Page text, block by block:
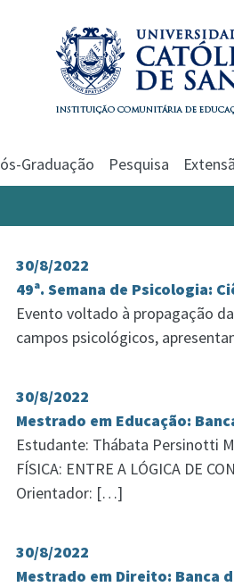
Graduação Pesquisa
30/8/2022
49ª. Semana de Psicologia:
Evento voltado à propagação
campos psicológicos,
30/8/2022
Mestrado em Educação:
Estudante: Thábata Persinotti
FÍSICA: ENTRE A LÓGICA DE
Orientador: […]
30/8/2022
Mestrado em Direito: Banca